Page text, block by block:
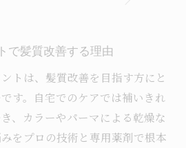
で髪質改善する理由
トは、髪質改善を目指す方にと
す。自宅でのケアでは補いきれ
、カラーやパーマによる乾燥な
をプロの技術と専用薬剤で根本